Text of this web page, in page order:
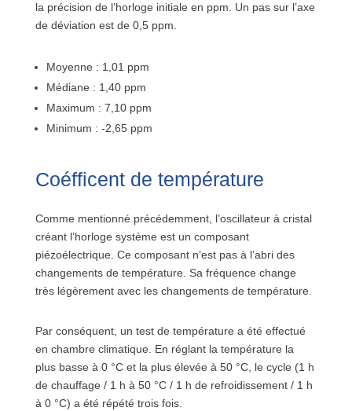
la précision de l’horloge initiale en ppm. Un pas sur l’axe
de déviation est de 0,5 ppm.
Moyenne : 1,01 ppm
Médiane : 1,40 ppm
Maximum : 7,10 ppm
Minimum : -2,65 ppm
Coéfficent de température
Comme mentionné précédemment, l’oscillateur à cristal
créant l’horloge système est un composant
piézoélectrique. Ce composant n’est pas à l’abri des
changements de température. Sa fréquence change
très légèrement avec les changements de température.
Par conséquent, un test de température a été effectué
en chambre climatique. En réglant la température la
plus basse à 0 °C et la plus élevée à 50 °C, le cycle (1 h
de chauffage / 1 h à 50 °C / 1 h de refroidissement / 1 h
à 0 °C) a été répété trois fois.